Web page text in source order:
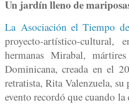
Un jardín lleno de
La Asociación el Tiempo
proyecto-artístico-cultural,
hermanas Mirabal,
Dominicana, creada en el
retratista, Rita Valenzuela, su
evento recordó que cuando